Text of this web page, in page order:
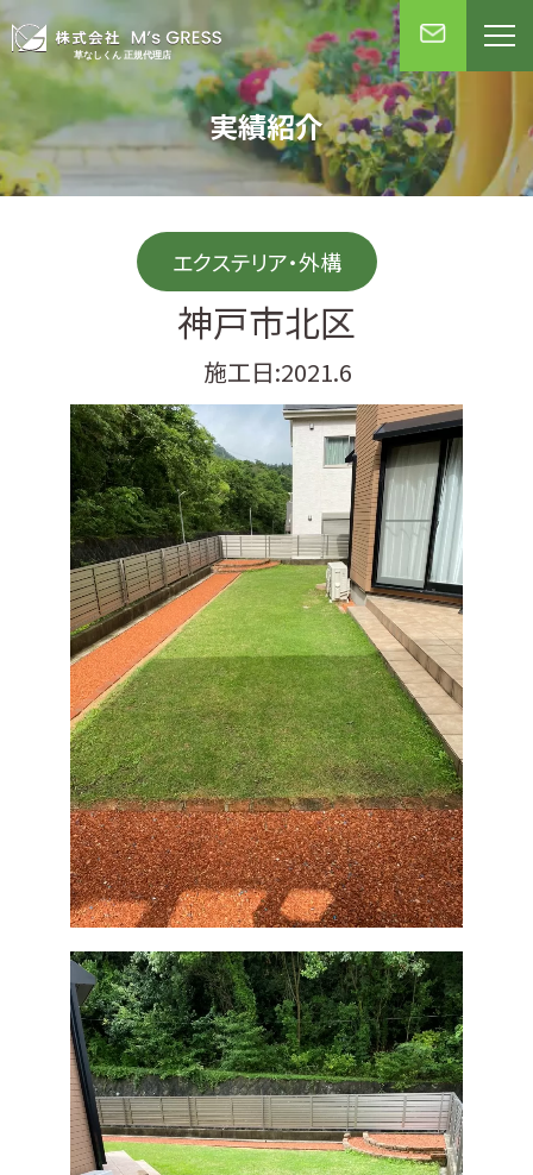
実績紹介
エクステリア・外構
神戸市北区
施工日:2021.6